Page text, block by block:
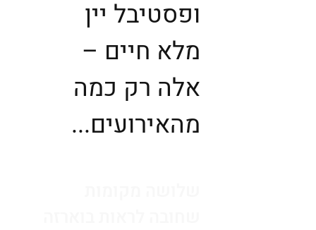
ופסטיבל יין
מלא חיים –
אלה רק כמה
מהאירועים...